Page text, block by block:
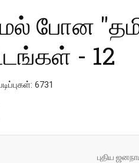
போன
- 12
6731
புதிய